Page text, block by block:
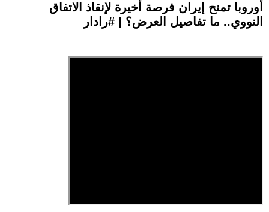
أوروبا تمنح إيران فرصة أخيرة لإنقاذ الاتفاق
النووي.. ما تفاصيل العرض؟ | #رادار